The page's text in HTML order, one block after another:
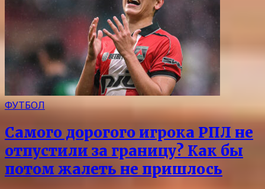
ФУТБОЛ
Самого дорогого игрока РПЛ не
отпустили за границу? Как бы
потом жалеть не пришлось